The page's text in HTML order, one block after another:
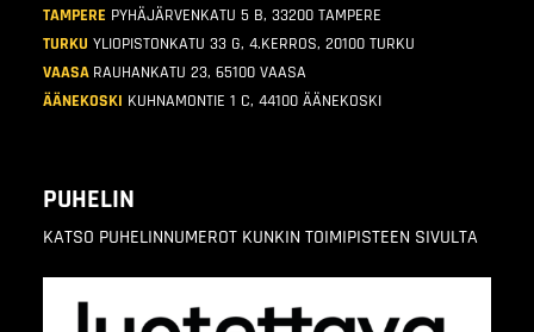
TAMPERE PYHÄJÄRVENKATU 5 B, 33200 TAMPERE
TURKU YLIOPISTONKATU 33 G, 4.KERROS, 20100 TURKU
VAASA RAUHANKATU 23, 65100 VAASA
ÄÄNEKOSKI KUHNAMONTIE 1 C, 44100 ÄÄNEKOSKI
PUHELIN
KATSO PUHELINNUMEROT KUNKIN TOIMIPISTEEN SIVULTA